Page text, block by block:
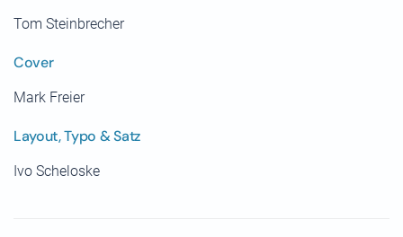
Tom Steinbrecher
Cover
Mark Freier
Layout, Typo & Satz
Ivo Scheloske